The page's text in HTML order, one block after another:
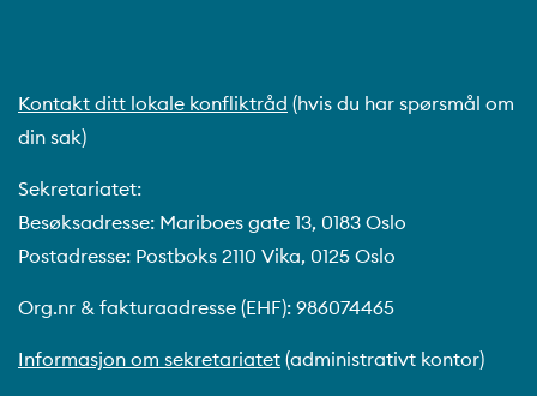
Kontakt ditt lokale konfliktråd (hvis du har spørsmål om
din sak)
Sekretariatet:
Besøksadresse: Mariboes gate 13, 0183 Oslo
Postadresse: Postboks 2110 Vika, 0125 Oslo
Org.nr & fakturaadresse (EHF): 986074465
Informasjon om sekretariatet (administrativt kontor)